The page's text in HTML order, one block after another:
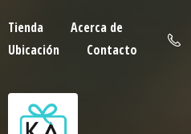
Tienda
Acerca de
Ubicación
Contacto